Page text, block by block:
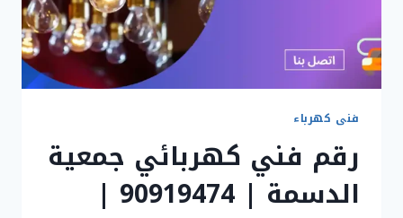
فنى كهرباء
رقم فني كهربائي جمعية
الدسمة | 90919474 |